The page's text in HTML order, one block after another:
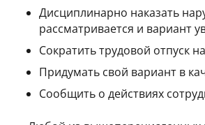
Дисциплинарно наказать
рассматривается и вариант
Сократить трудовой отпуск
Придумать свой вариант в
Сообщить о действиях